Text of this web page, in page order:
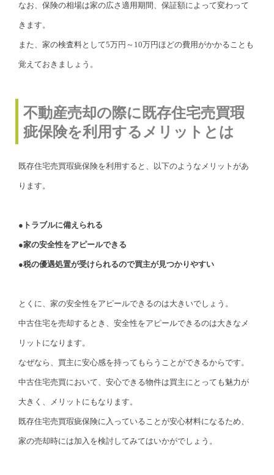
なお、保険の相場は家の広さ適用期間、保証額によって変わって
きます。
また、家の検査料として5万円～10万円ほどの費用がかかることも
覚えておきましょう。
不動産売却の際に既存住宅売買瑕
疵保険を利用するメリットとは
既存住宅売買瑕疵保険を利用すると、以下のようなメリットがあ
ります。
●トラブルに備えられる
●家の安全性をアピールできる
●税の優遇処置が受けられるので買主が見つかりやすい
とくに、家の安全性をアピールできるのは大きいでしょう。
中古住宅を売却するとき、安全性をアピールできるのは大きなメ
リットになります。
なぜなら、買主に安心感を持ってもらうことができるからです。
中古住宅売買において、安心できる物件は買主にとっても魅力が
大きく、メリットにもなります。
既存住宅売買瑕疵保険に入っていることが安心材料になるため、
家の売却時には加入を検討してみてはいかがでしょう。